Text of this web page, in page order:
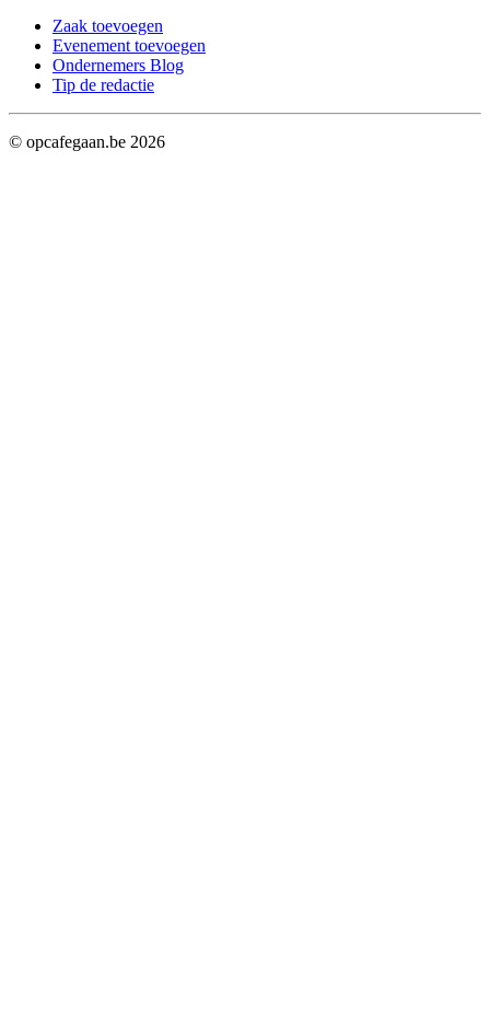
Zaak toevoegen
Evenement toevoegen
Ondernemers Blog
Tip de redactie
© opcafegaan.be 2026